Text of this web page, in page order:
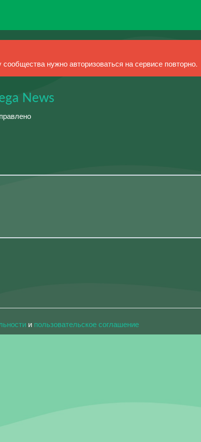
нужно авторизоваться на сервисе повторно.
News
и пользовательское соглашение